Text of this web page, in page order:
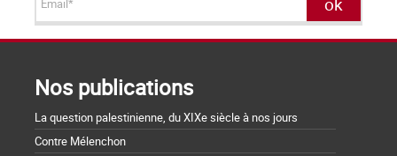
Nos publications
La question palestinienne, du XIXe siècle à nos jours
Contre Mélenchon